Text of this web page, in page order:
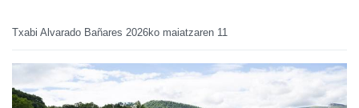
Txabi Alvarado Bañares 2026ko maiatzaren 11